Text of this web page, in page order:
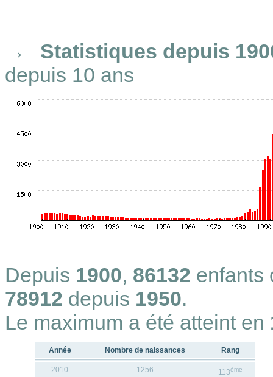
Statistiques depuis
depuis 10 ans
Depuis 1900, 86132 enfants
78912 depuis 1950.
Le maximum a été atteint en
Année Nombre de naissances Rang
2010 1256 113ème